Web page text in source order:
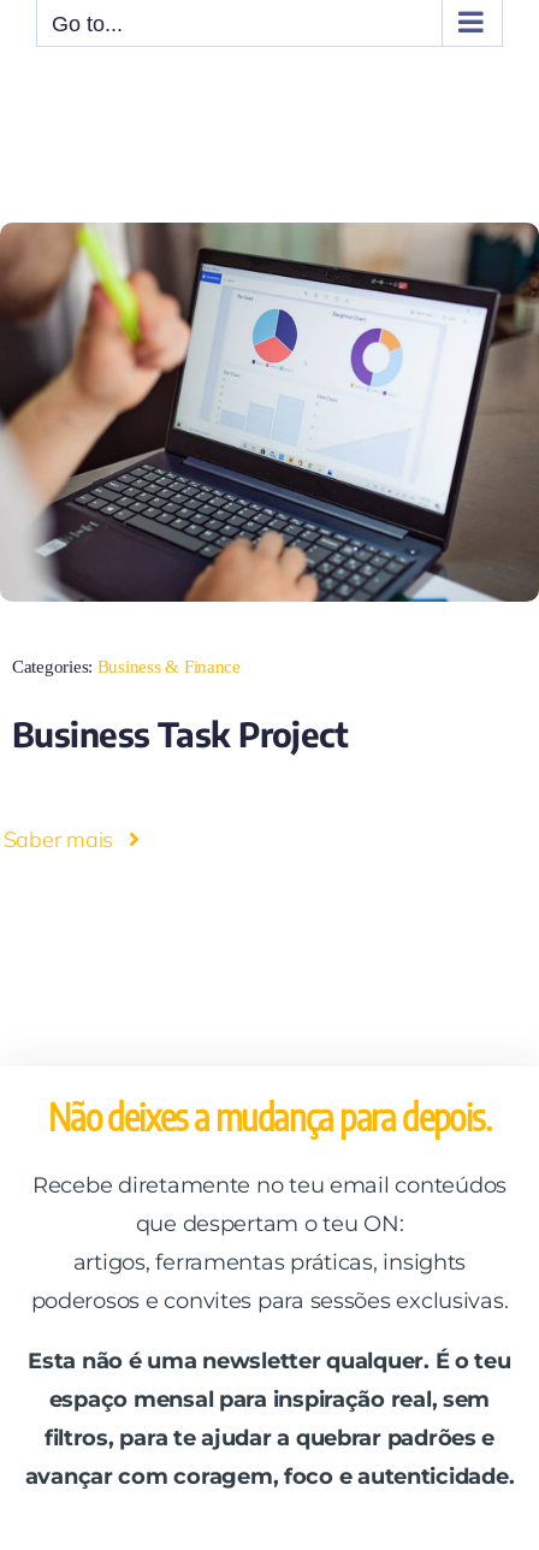
Go to...
Categories: Business & Finance
Business Task Project
Saber mais
Não deixes a mudança para depois.
Recebe diretamente no teu email conteúdos
que despertam o teu ON:
artigos, ferramentas práticas, insights
poderosos e convites para sessões exclusivas.
Esta não é uma newsletter qualquer. É o teu
espaço mensal para inspiração real, sem
filtros, para te ajudar a quebrar padrões e
avançar com coragem, foco e autenticidade.